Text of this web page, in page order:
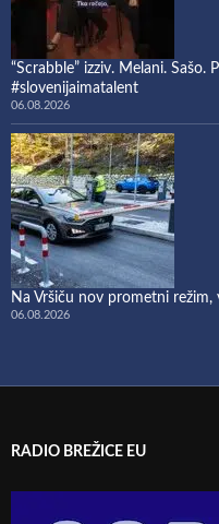
“Scrabble” izziv. Melani. Sašo.
#slovenijaimatalent
06.08.2026
Na Vršiču nov prometni režim,
06.08.2026
RADIO BREŽICE EU